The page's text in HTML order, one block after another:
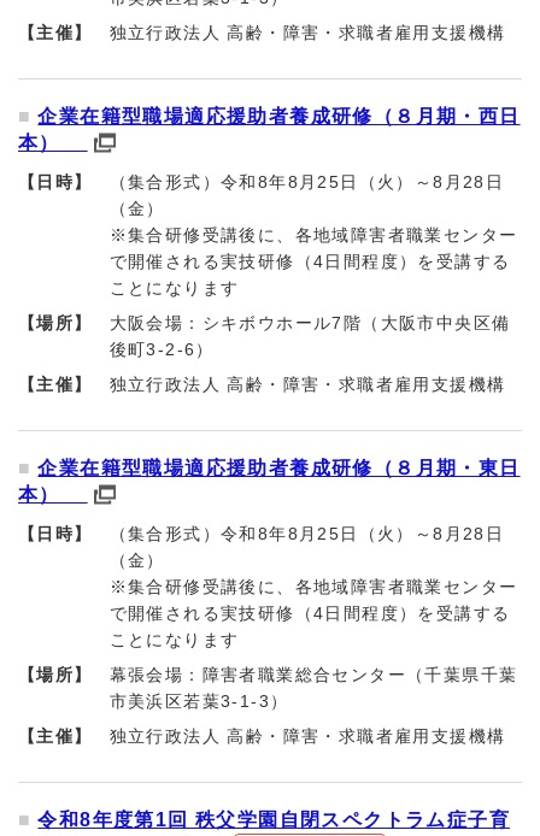
【主催】
独立行政法人 高齢・障害・求職者雇用支援機構
企業在籍型職場適応援助者養成研修（８月期・西日
本）
【日時】
（集合形式）令和8年8月25日（火）～8月28日
（金）
※集合研修受講後に、各地域障害者職業センター
で開催される実技研修（4日間程度）を受講する
ことになります
【場所】
大阪会場：シキボウホール7階（大阪市中央区備
後町3-2-6）
【主催】
独立行政法人 高齢・障害・求職者雇用支援機構
企業在籍型職場適応援助者養成研修（８月期・東日
本）
【日時】
（集合形式）令和8年8月25日（火）～8月28日
（金）
※集合研修受講後に、各地域障害者職業センター
で開催される実技研修（4日間程度）を受講する
ことになります
【場所】
幕張会場：障害者職業総合センター（千葉県千葉
市美浜区若葉3-1-3）
【主催】
独立行政法人 高齢・障害・求職者雇用支援機構
令和8年度第1回 秩父学園自閉スペクトラム症子育